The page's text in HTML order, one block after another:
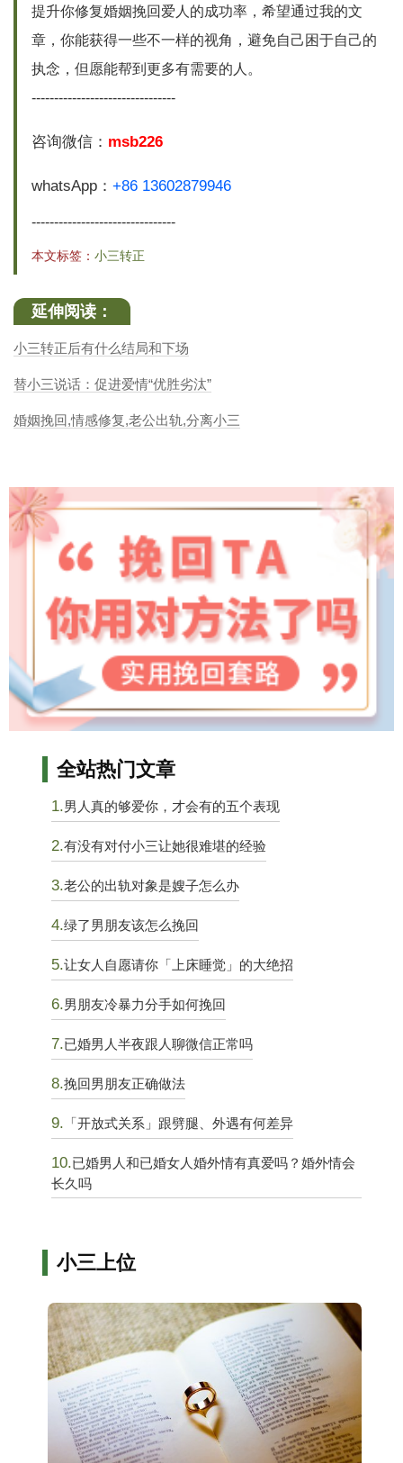
提升你修复婚姻挽回爱人的成功率，希望通过我的文
章，你能获得一些不一样的视角，避免自己困于自己的
执念，但愿能帮到更多有需要的人。
--------------------------------
咨询微信： msb226
whatsApp： +86 13602879946
--------------------------------
本文标签： 小三转正
延伸阅读：
小三转正后有什么结局和下场
替小三说话：促进爱情“优胜劣汰”
婚姻挽回,情感修复,老公出轨,分离小三
全站热门文章
1.男人真的够爱你，才会有的五个表现
2.有没有对付小三让她很难堪的经验
3.老公的出轨对象是嫂子怎么办
4.绿了男朋友该怎么挽回
5.让女人自愿请你「上床睡觉」的大绝招
6.男朋友冷暴力分手如何挽回
7.已婚男人半夜跟人聊微信正常吗
8.挽回男朋友正确做法
9. 「开放式关系」跟劈腿、外遇有何差异
10.已婚男人和已婚女人婚外情有真爱吗？婚外情会
长久吗
小三上位